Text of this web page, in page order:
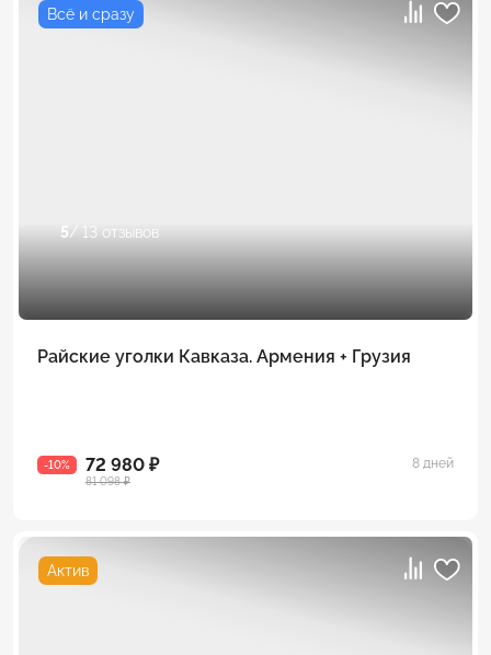
Всё и сразу
5/ 13 отзывов
Райские уголки Кавказа. Армения + Грузия
-10% 72 980 ₽
81 098 ₽
8 дней
Актив